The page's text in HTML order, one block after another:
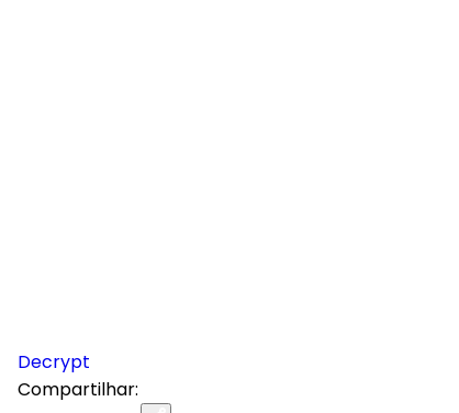
Decrypt
Compartilhar: